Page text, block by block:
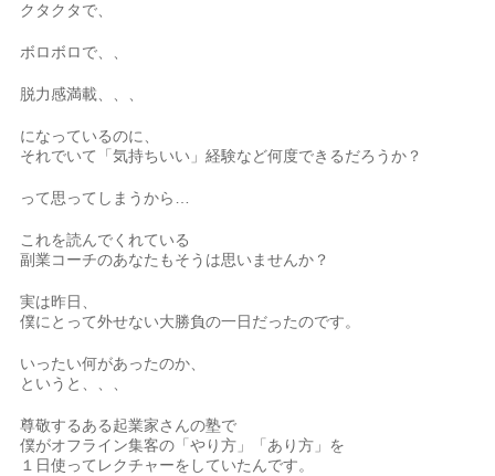
クタクタで、
ボロボロで、、
脱力感満載、、、
になっているのに、
それでいて「気持ちいい」経験など何度できるだろうか？
って思ってしまうから…
これを読んでくれている
副業コーチのあなたもそうは思いませんか？
実は昨日、
僕にとって外せない大勝負の一日だったのです。
いったい何があったのか、
というと、、、
尊敬するある起業家さんの塾で
僕がオフライン集客の「やり方」「あり方」を
１日使ってレクチャーをしていたんです。